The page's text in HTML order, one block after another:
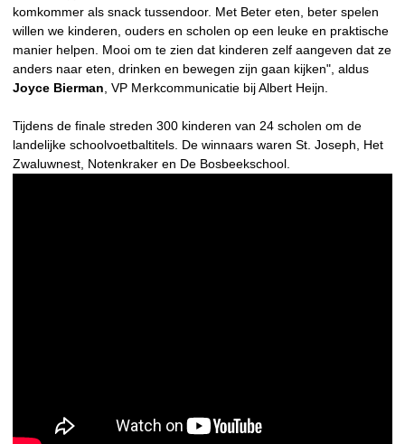
komkommer als snack tussendoor. Met Beter eten, beter spelen
willen we kinderen, ouders en scholen op een leuke en praktische
manier helpen. Mooi om te zien dat kinderen zelf aangeven dat ze
anders naar eten, drinken en bewegen zijn gaan kijken", aldus
Joyce Bierman , VP Merkcommunicatie bij Albert Heijn.
Tijdens de finale streden 300 kinderen van 24 scholen om de
landelijke schoolvoetbaltitels. De winnaars waren St. Joseph, Het
Zwaluwnest, Notenkraker en De Bosbeekschool.